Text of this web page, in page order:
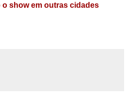
show em outras cidades